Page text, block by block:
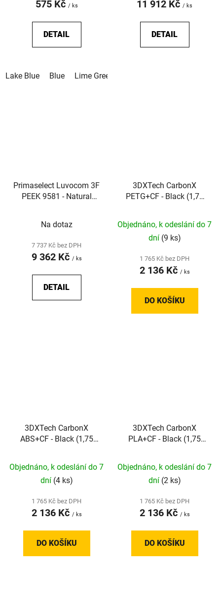
575 Kč / ks
DETAIL
Lake Blue Blue Lime Green
11 912 Kč / ks
DETAIL
Primaselect Luvocom 3F
PEEK 9581 - Natural
Na dotaz
7 737 Kč bez DPH
9 362 Kč / ks
DETAIL
3DXTech CarbonX
PETG+CF - Black (1,75
Objednáno, k odeslání do 7
dní (9 ks)
1 765 Kč bez DPH
2 136 Kč / ks
DO KOŠÍKU
3DXTech CarbonX
ABS+CF - Black (1,75
Objednáno, k odeslání do 7
dní (4 ks)
1 765 Kč bez DPH
2 136 Kč / ks
DO KOŠÍKU
3DXTech CarbonX
PLA+CF - Black (1,75
Objednáno, k odeslání do 7
dní (2 ks)
1 765 Kč bez DPH
2 136 Kč / ks
DO KOŠÍKU